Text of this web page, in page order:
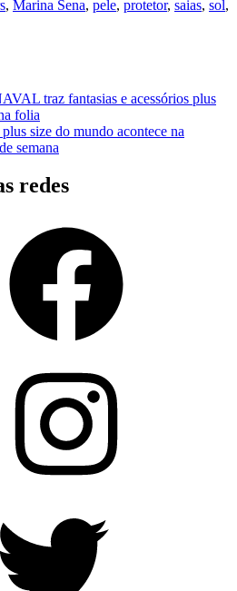
, Marina Sena, pele, protetor, saias, sol,
traz fantasias e acessórios plus
folia
size do mundo acontece na
semana
redes